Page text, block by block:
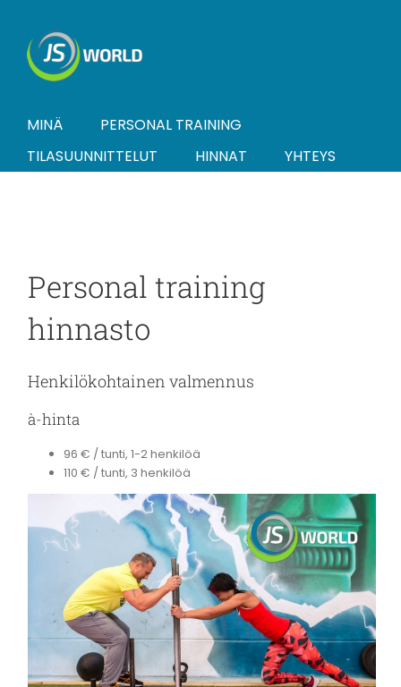
content
MINÄ
PERSONAL TRAINING
TILASUUNNITTELUT
HINNAT YHTEYS
Personal training
hinnasto
Henkilökohtainen valmennus
à-hinta
96 € / tunti, 1-2 henkilöä
110 € / tunti, 3 henkilöä